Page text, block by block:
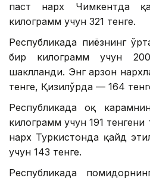
паст нарх Чимкентда
килограмм учун 321 тенге.
Республикада пиёзнинг
бир килограмм учун
шаклланди. Энг арзон
тенге, Қизилўрда — 164
Республикада оқ
килограмм учун 191
нарх Туркистонда қайд
учун 143 тенге.
Республикада